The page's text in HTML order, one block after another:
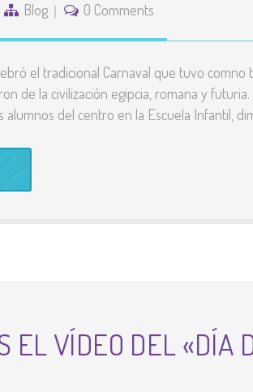
Blog 0 Comments
el tradicional Carnaval que tuvo comno
de la civilización egipcia, romana y
del centro en la Escuela Infantil,
EL VÍDEO DEL «DÍA